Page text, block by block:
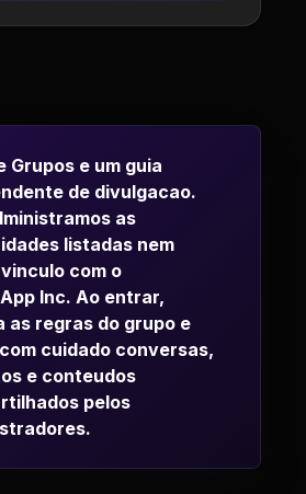
Grupos e um guia
de divulgacao.
as
listadas nem
com o
Inc. Ao entrar,
as regras do grupo e
cuidado conversas,
e conteudos
pelos